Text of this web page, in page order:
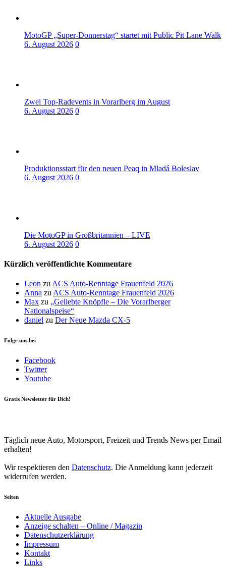
MotoGP „Super-Donnerstag“ startet mit Public Pit Lane Walk
6. August 2026 0
Zwei Top-Radevents in Vorarlberg im August
6. August 2026 0
Produktionsstart für den neuen Peaq in Mladá Boleslav
6. August 2026 0
Die MotoGP in Großbritannien – LIVE
6. August 2026 0
Kürzlich veröffentlichte Kommentare
Leon zu ACS Auto-Renntage Frauenfeld 2026
Anna zu ACS Auto-Renntage Frauenfeld 2026
Max zu „Geliebte Knöpfle – Die Vorarlberger
Nationalspeise“
daniel zu Der Neue Mazda CX-5
Folge uns bei
Facebook
Twitter
Youtube
Gratis Newsletter für Dich!
Täglich neue Auto, Motorsport, Freizeit und Trends News per Email
erhalten!
Wir respektieren den Datenschutz. Die Anmeldung kann jederzeit
widerrufen werden.
Seiten
Aktuelle Ausgabe
Anzeige schalten – Online / Magazin
Datenschutzerklärung
Impressum
Kontakt
Links